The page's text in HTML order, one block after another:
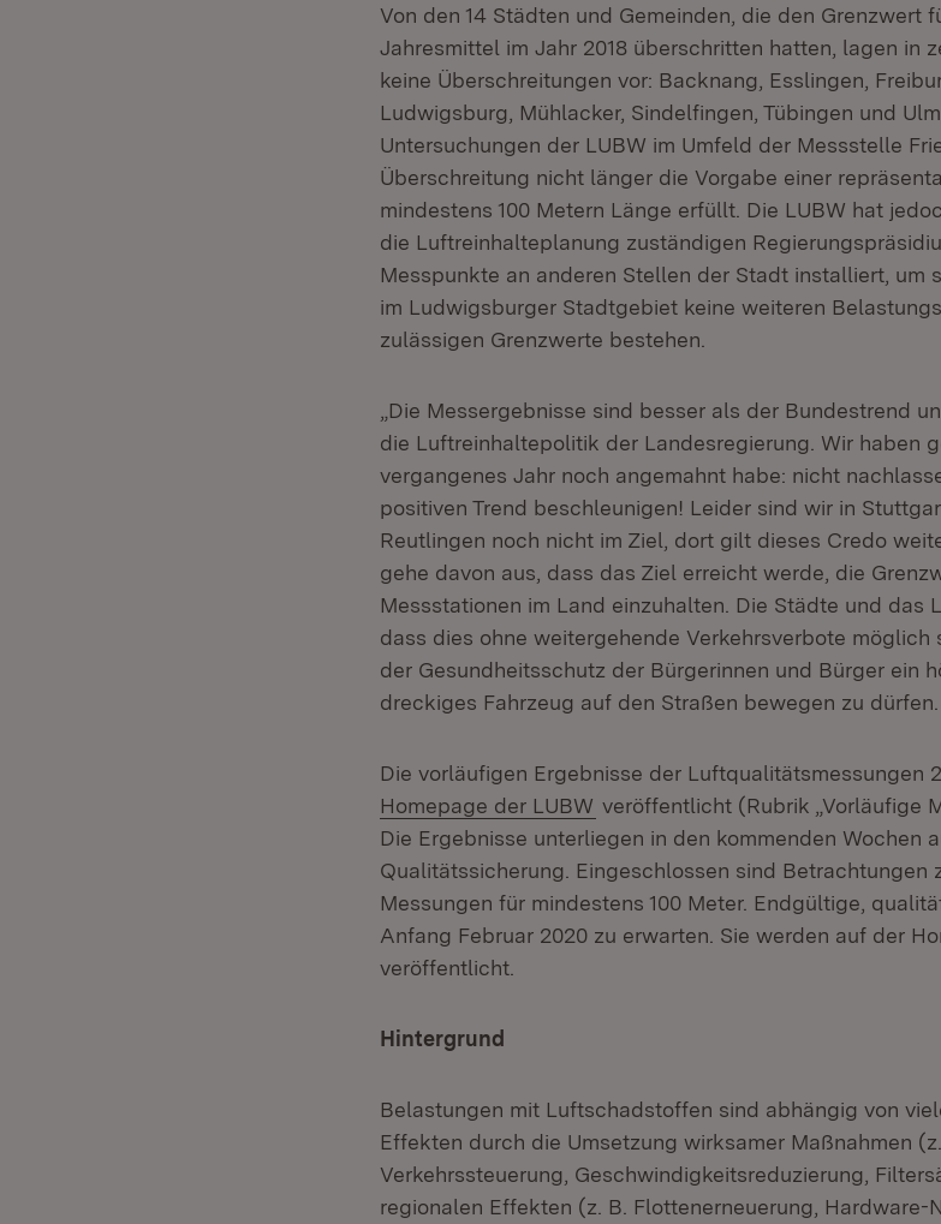
Von den 14 Städten und Gemeinden, die den Grenzwert
Jahresmittel im Jahr 2018 überschritten hatten, lagen in
keine Überschreitungen vor: Backnang, Esslingen,
Ludwigsburg, Mühlacker, Sindelfingen, Tübingen und
Untersuchungen der LUBW im Umfeld der Messstelle
Überschreitung nicht länger die Vorgabe einer
mindestens 100 Metern Länge erfüllt. Die LUBW hat
die Luftreinhalteplanung zuständigen
Messpunkte an anderen Stellen der Stadt installiert, um
im Ludwigsburger Stadtgebiet keine weiteren
zulässigen Grenzwerte bestehen.
„Die Messergebnisse sind besser als der Bundestrend
die Luftreinhaltepolitik der Landesregierung. Wir haben
vergangenes Jahr noch angemahnt habe: nicht
positiven Trend beschleunigen! Leider sind wir in
Reutlingen noch nicht im Ziel, dort gilt dieses Credo
gehe davon aus, dass das Ziel erreicht werde, die
Messstationen im Land einzuhalten. Die Städte und das
dass dies ohne weitergehende Verkehrsverbote
der Gesundheitsschutz der Bürgerinnen und Bürger ein
dreckiges Fahrzeug auf den Straßen bewegen zu dürfen.
Die vorläufigen Ergebnisse der Luftqualitätsmessungen
Homepage der LUBW (Öffnet in neuem Fenster)
veröffentlicht (Rubrik „Vorläufige
Die Ergebnisse unterliegen in den kommenden Wochen
Qualitätssicherung. Eingeschlossen sind Betrachtungen
Messungen für mindestens 100 Meter. Endgültige,
Anfang Februar 2020 zu erwarten. Sie werden auf der
veröffentlicht.
Hintergrund
Belastungen mit Luftschadstoffen sind abhängig von
Effekten durch die Umsetzung wirksamer Maßnahmen
Verkehrssteuerung, Geschwindigkeitsreduzierung,
regionalen Effekten (z. B. Flottenerneuerung,